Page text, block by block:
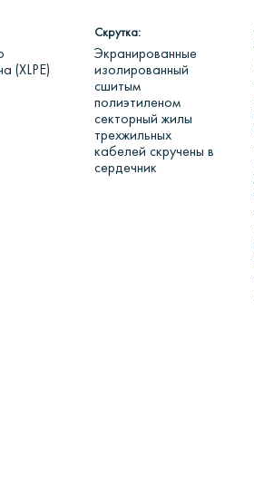
(XLPE)
Скрутка:
Экранированные
изолированный
сшитым
полиэтиленом
секторный жилы
трехжильных
кабелей скручены в
сердечник